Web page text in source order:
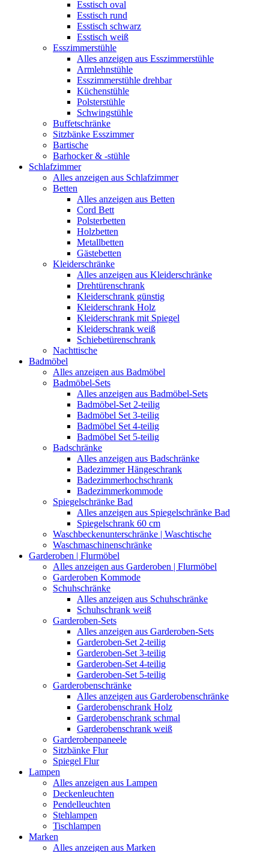
Esstisch oval
Esstisch rund
Esstisch schwarz
Esstisch weiß
Esszimmerstühle
Alles anzeigen aus Esszimmerstühle
Armlehnstühle
Esszimmerstühle drehbar
Küchenstühle
Polsterstühle
Schwingstühle
Buffetschränke
Sitzbänke Esszimmer
Bartische
Barhocker & -stühle
Schlafzimmer
Alles anzeigen aus Schlafzimmer
Betten
Alles anzeigen aus Betten
Cord Bett
Polsterbetten
Holzbetten
Metallbetten
Gästebetten
Kleiderschränke
Alles anzeigen aus Kleiderschränke
Drehtürenschrank
Kleiderschrank günstig
Kleiderschrank Holz
Kleiderschrank mit Spiegel
Kleiderschrank weiß
Schiebetürenschrank
Nachttische
Badmöbel
Alles anzeigen aus Badmöbel
Badmöbel-Sets
Alles anzeigen aus Badmöbel-Sets
Badmöbel-Set 2-teilig
Badmöbel Set 3-teilig
Badmöbel Set 4-teilig
Badmöbel Set 5-teilig
Badschränke
Alles anzeigen aus Badschränke
Badezimmer Hängeschrank
Badezimmerhochschrank
Badezimmerkommode
Spiegelschränke Bad
Alles anzeigen aus Spiegelschränke Bad
Spiegelschrank 60 cm
Waschbeckenunterschränke | Waschtische
Waschmaschinenschränke
Garderoben | Flurmöbel
Alles anzeigen aus Garderoben | Flurmöbel
Garderoben Kommode
Schuhschränke
Alles anzeigen aus Schuhschränke
Schuhschrank weiß
Garderoben-Sets
Alles anzeigen aus Garderoben-Sets
Garderoben-Set 2-teilig
Garderoben-Set 3-teilig
Garderoben-Set 4-teilig
Garderoben-Set 5-teilig
Garderobenschränke
Alles anzeigen aus Garderobenschränke
Garderobenschrank Holz
Garderobenschrank schmal
Garderobenschrank weiß
Garderobenpaneele
Sitzbänke Flur
Spiegel Flur
Lampen
Alles anzeigen aus Lampen
Deckenleuchten
Pendelleuchten
Stehlampen
Tischlampen
Marken
Alles anzeigen aus Marken